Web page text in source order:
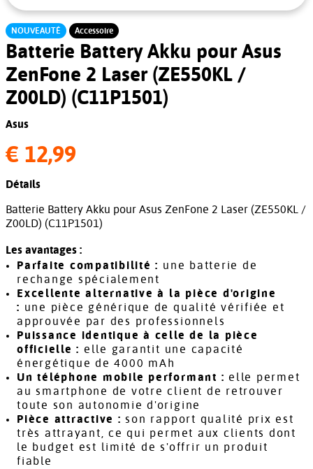
NOUVEAUTÉ Accessoire
Batterie Battery Akku pour Asus
ZenFone 2 Laser (ZE550KL /
Z00LD) (C11P1501)
Asus
€ 12,99
Détails
Batterie Battery Akku pour Asus ZenFone 2 Laser (ZE550KL /
Z00LD) (C11P1501)
Les avantages :
Parfaite compatibilité : une batterie de
rechange spécialement
Excellente alternative à la pièce d'origine
: une pièce générique de qualité vérifiée et
approuvée par des professionnels
Puissance identique à celle de la pièce
officielle : elle garantit une capacité
énergétique de 4000 mAh
Un téléphone mobile performant : elle permet
au smartphone de votre client de retrouver
toute son autonomie d'origine
Pièce attractive : son rapport qualité prix est
très attrayant, ce qui permet aux clients dont
le budget est limité de s'offrir un produit
fiable